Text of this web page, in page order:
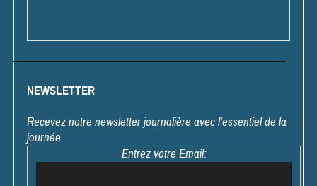
NEWSLETTER
Recevez notre newsletter journalière avec l'essentiel de la
journée
Entrez votre Email: